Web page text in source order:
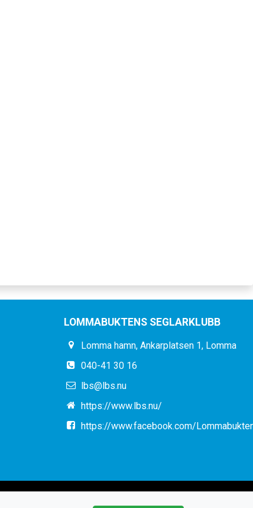
LOMMABUKTENS SEGLARKLUBB
Lomma hamn, Ankarplatsen 1, Lomma
040-41 30 16
lbs@lbs.nu
https://www.lbs.nu/
https://www.facebook.com/